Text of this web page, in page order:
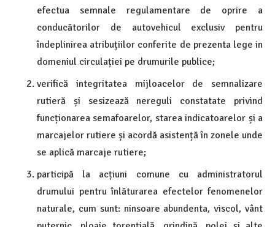
efectua semnale regulamentare de oprire a
conducătorilor de autovehicul exclusiv pentru
îndeplinirea atribuțiilor conferite de prezenta lege in
domeniul circulației pe drumurile publice;
verifică integritatea mijloacelor de semnalizare
rutieră și sesizează nereguli constatate privind
funcționarea semafoarelor, starea indicatoarelor și a
marcajelor rutiere și acordă asistență în zonele unde
se aplică marcaje rutiere;
participă la acțiuni comune cu administratorul
drumului pentru înlăturarea efectelor fenomenelor
naturale, cum sunt: ninsoare abundenta, viscol, vânt